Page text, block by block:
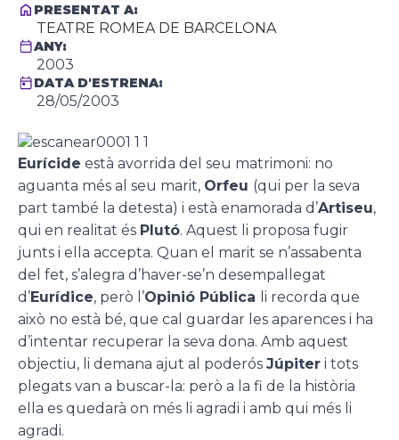
PRESENTAT A:
TEATRE ROMEA DE BARCELONA
ANY:
2003
DATA D'ESTRENA:
28/05/2003
Eurícide està avorrida del seu matrimoni: no
aguanta més al seu marit, Orfeu (qui per la seva
part també la detesta) i està enamorada d’Artiseu,
qui en realitat és Plutó. Aquest li proposa fugir
junts i ella accepta. Quan el marit se n’assabenta
del fet, s’alegra d’haver-se’n desempallegat
d’Eurídice, però l’Opinió Pública li recorda que
això no està bé, que cal guardar les aparences i ha
d’intentar recuperar la seva dona. Amb aquest
objectiu, li demana ajut al poderós Júpiter i tots
plegats van a buscar-la: però a la fi de la història
ella es quedarà on més li agradi i amb qui més li
agradi.